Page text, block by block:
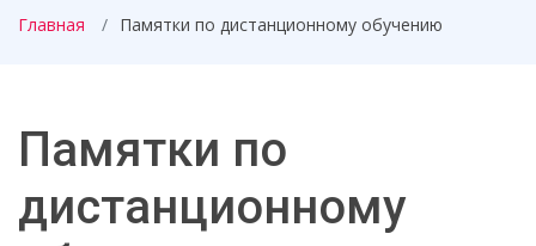
Главная Памятки по дистанционному обучению
Памятки по
дистанционному